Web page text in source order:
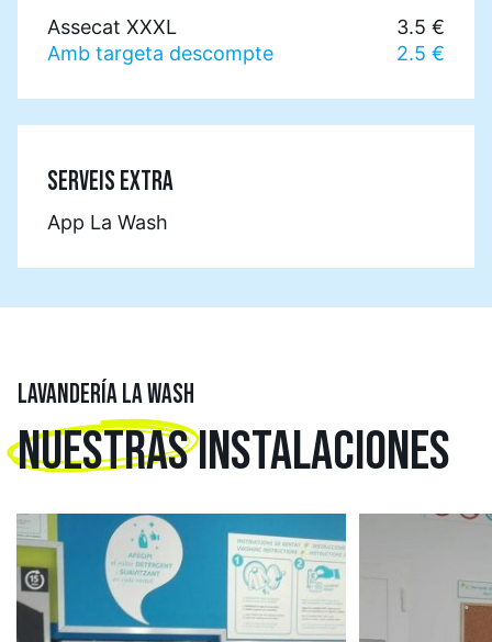
Assecat XXXL
3.5 €
Amb targeta descompte
2.5 €
SERVEIS EXTRA
App La Wash
LAVANDERÍA LA WASH
NUESTRASINSTALACIONES